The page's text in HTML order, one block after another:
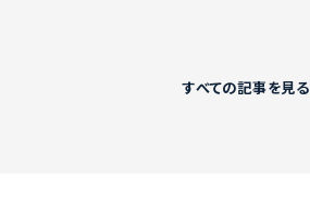
すべての記事を見る